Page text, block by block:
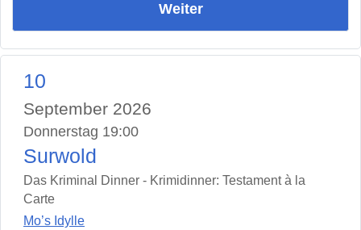
Weiter
10
September 2026
Donnerstag 19:00
Surwold
Das Kriminal Dinner - Krimidinner: Testament à la
Carte
Mo’s Idylle